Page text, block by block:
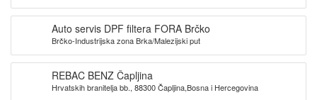
Auto servis DPF filtera FORA Brčko
Brčko-Industrijska zona Brka/Malezijski put
REBAC BENZ Čapljina
Hrvatskih branitelja bb., 88300 Čapljina,Bosna i Hercegovina